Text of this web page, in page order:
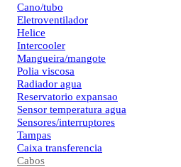
Cano/tubo
Eletroventilador
Helice
Intercooler
Mangueira/mangote
Polia viscosa
Radiador agua
Reservatorio expansao
Sensor temperatura agua
Sensores/interruptores
Tampas
Caixa transferencia
Cabos